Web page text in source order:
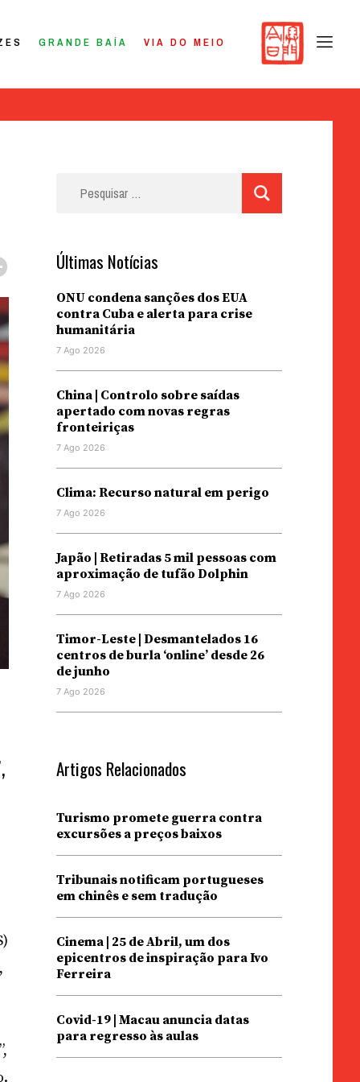
GRANDE BAÍA VIA DO MEIO
Últimas Notícias
ONU condena sanções dos EUA
contra Cuba e alerta para crise
humanitária
7 Ago 2026
China | Controlo sobre saídas
apertado com novas regras
fronteiriças
7 Ago 2026
Clima: Recurso natural em perigo
7 Ago 2026
Japão | Retiradas 5 mil pessoas com
aproximação de tufão Dolphin
7 Ago 2026
Timor-Leste | Desmantelados 16
centros de burla ‘online’ desde 26
de junho
7 Ago 2026
Artigos Relacionados
Turismo promete guerra contra
excursões a preços baixos
Tribunais notificam portugueses
em chinês e sem tradução
Cinema | 25 de Abril, um dos
epicentros de inspiração para Ivo
Ferreira
Covid-19 | Macau anuncia datas
para regresso às aulas